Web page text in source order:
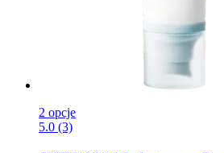
2 opcje
5.0 (3)